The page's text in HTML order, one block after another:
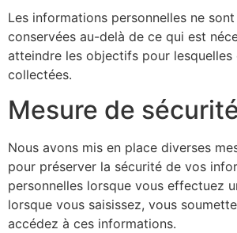
Les informations personnelles ne
conservées au-delà de ce qui est
atteindre les objectifs pour lesquelles
collectées.
Mesure de
Nous avons mis en place diverses
pour préserver la sécurité de vos
personnelles lorsque vous effectuez
lorsque vous saisissez, vous
accédez à ces informations.